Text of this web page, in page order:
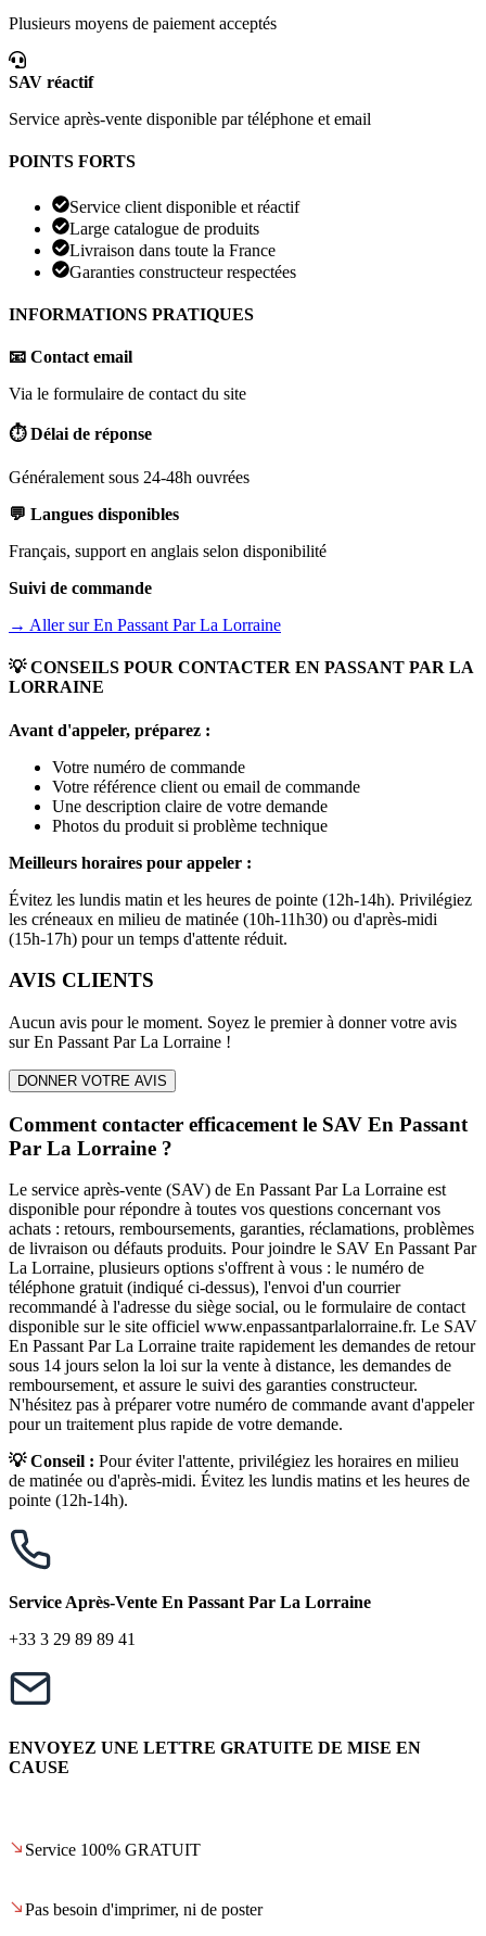
Plusieurs moyens de paiement acceptés
SAV réactif
Service après-vente disponible par téléphone et email
POINTS FORTS
Service client disponible et réactif
Large catalogue de produits
Livraison dans toute la France
Garanties constructeur respectées
INFORMATIONS PRATIQUES
📧 Contact email
Via le formulaire de contact du site
⏱️ Délai de réponse
Généralement sous 24-48h ouvrées
💬 Langues disponibles
Français, support en anglais selon disponibilité
Suivi de commande
→ Aller surEn Passant Par La Lorraine
💡 CONSEILS POUR CONTACTER EN PASSANT PAR LA
LORRAINE
Avant d'appeler, préparez :
Votre numéro de commande
Votre référence client ou email de commande
Une description claire de votre demande
Photos du produit si problème technique
Meilleurs horaires pour appeler :
Évitez les lundis matin et les heures de pointe (12h-14h). Privilégiez
les créneaux en milieu de matinée (10h-11h30) ou d'après-midi
(15h-17h) pour un temps d'attente réduit.
AVIS CLIENTS
Aucun avis pour le moment. Soyez le premier à donner votre avis
surEn Passant Par La Lorraine !
DONNER VOTRE AVIS
Comment contacter efficacement le SAV En Passant
Par La Lorraine ?
Le service après-vente (SAV) de En Passant Par La Lorraine est
disponible pour répondre à toutes vos questions concernant vos
achats : retours, remboursements, garanties, réclamations, problèmes
de livraison ou défauts produits. Pour joindre le SAV En Passant Par
La Lorraine, plusieurs options s'offrent à vous : le numéro de
téléphone gratuit (indiqué ci-dessus), l'envoi d'un courrier
recommandé à l'adresse du siège social, ou le formulaire de contact
disponible sur le site officiel www.enpassantparlalorraine.fr. Le SAV
En Passant Par La Lorraine traite rapidement les demandes de retour
sous 14 jours selon la loi sur la vente à distance, les demandes de
remboursement, et assure le suivi des garanties constructeur.
N'hésitez pas à préparer votre numéro de commande avant d'appeler
pour un traitement plus rapide de votre demande.
💡 Conseil : Pour éviter l'attente, privilégiez les horaires en milieu
de matinée ou d'après-midi. Évitez les lundis matins et les heures de
pointe (12h-14h).
Service Après-Vente En Passant Par La Lorraine
+33 3 29 89 89 41
ENVOYEZ UNE LETTRE GRATUITE DE MISE EN
CAUSE
Service 100% GRATUIT
Pas besoin d'imprimer, ni de poster